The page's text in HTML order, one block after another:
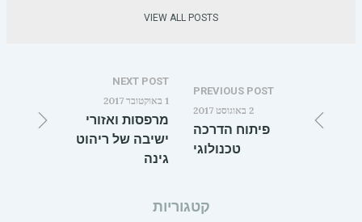
VIEW ALL POSTS
PREVIOUS POST
2 באוגוסט 2017
פיתוח הדרכה
טכנולוגי
NEXT POST
1 באוקטובר 2017
מרפסות ואזורי
ישיבה של ריהוט
גינה
קטגוריות